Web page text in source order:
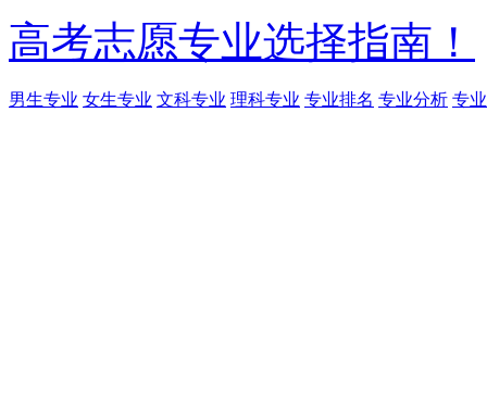
高考志愿专业选择指南！
男生专业 女生专业 文科专业 理科专业 专业排名 专业分析 专